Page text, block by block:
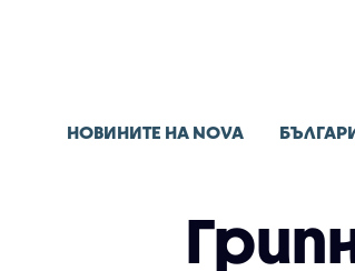
НОВИНИТЕ НА NOVA